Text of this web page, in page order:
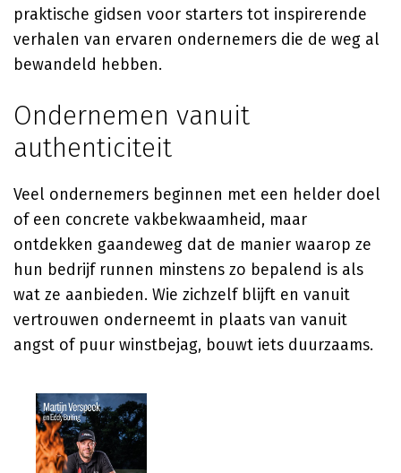
praktische gidsen voor starters tot inspirerende
verhalen van ervaren ondernemers die de weg al
bewandeld hebben.
Ondernemen vanuit
authenticiteit
Veel ondernemers beginnen met een helder doel
of een concrete vakbekwaamheid, maar
ontdekken gaandeweg dat de manier waarop ze
hun bedrijf runnen minstens zo bepalend is als
wat ze aanbieden. Wie zichzelf blijft en vanuit
vertrouwen onderneemt in plaats van vanuit
angst of puur winstbejag, bouwt iets duurzaams.